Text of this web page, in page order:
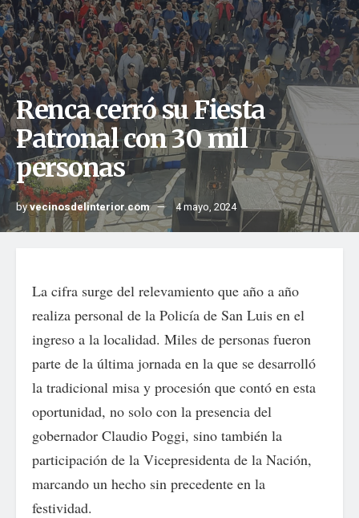
Renca cerró su Fiesta
Patronal con 30 mil
personas
byvecinosdelinterior.com 4 mayo, 2024
La cifra surge del relevamiento que año a año
realiza personal de la Policía de San Luis en el
ingreso a la localidad. Miles de personas fueron
parte de la última jornada en la que se desarrolló
la tradicional misa y procesión que contó en esta
oportunidad, no solo con la presencia del
gobernador Claudio Poggi, sino también la
participación de la Vicepresidenta de la Nación,
marcando un hecho sin precedente en la
festividad.